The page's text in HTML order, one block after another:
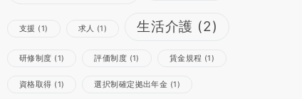
支援 (1) 求人 (1) 生活介護 (2)
研修制度 (1) 評価制度 (1) 賃金規程 (1)
資格取得 (1) 選択制確定拠出年金 (1)